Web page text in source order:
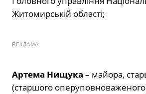
Житомирській області;
РЕКЛАМА
Артема Нищука – майора,
(старшого